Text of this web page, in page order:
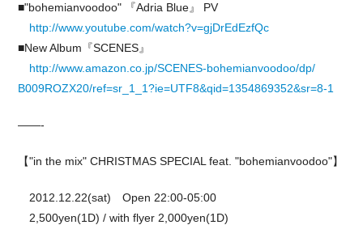
■"bohemianvoodoo" 『Adria Blue』 PV
http://www.youtube.com/watch?v=gjDrEdEzfQc
■New Album『SCENES』
http://www.amazon.co.jp/SCENES-bohemianvoodoo/dp/
B009ROZX20/ref=sr_1_1?ie=UTF8&qid=1354869352&sr=8-1
——-
【"in the mix" CHRISTMAS SPECIAL feat. "bohemianvoodoo"】
2012.12.22(sat) Open 22:00-05:00
2,500yen(1D) / with flyer 2,000yen(1D)